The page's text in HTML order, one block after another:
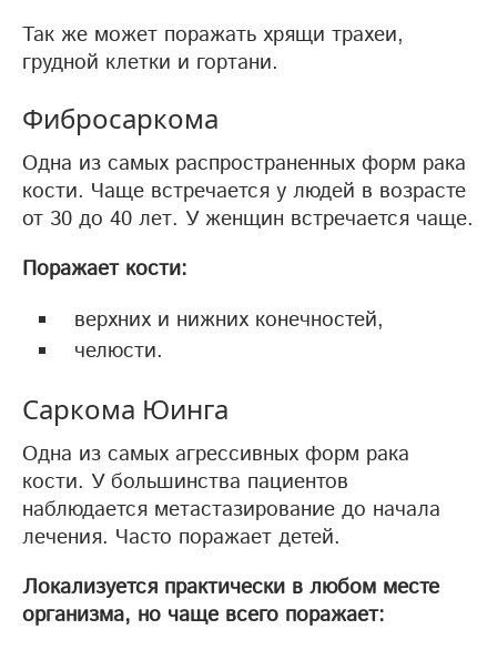
Так же может поражать хрящи трахеи,
грудной клетки и гортани.
Фибросаркома
Одна из самых распространенных форм рака
кости. Чаще встречается у людей в возрасте
от 30 до 40 лет. У женщин встречается чаще.
Поражает кости:
верхних и нижних конечностей,
челюсти.
Саркома Юинга
Одна из самых агрессивных форм рака
кости. У большинства пациентов
наблюдается метастазирование до начала
лечения. Часто поражает детей.
Локализуется практически в любом месте
организма, но чаще всего поражает: